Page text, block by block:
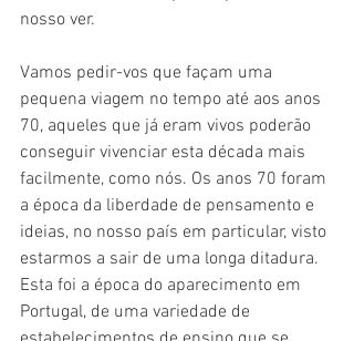
nosso ver.
Vamos pedir-vos que façam uma
pequena viagem no tempo até aos anos
70, aqueles que já eram vivos poderão
conseguir vivenciar esta década mais
facilmente, como nós. Os anos 70 foram
a época da liberdade de pensamento e
ideias, no nosso país em particular, visto
estarmos a sair de uma longa ditadura.
Esta foi a época do aparecimento em
Portugal, de uma variedade de